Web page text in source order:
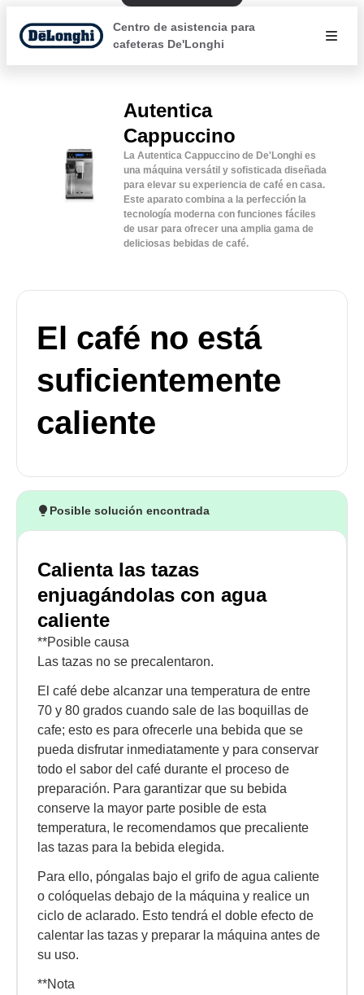
Centro de asistencia para
cafeteras De'Longhi
Autentica
Cappuccino
La Autentica Cappuccino de De'Longhi es
una máquina versátil y sofisticada diseñada
para elevar su experiencia de café en casa.
Este aparato combina a la perfección la
tecnología moderna con funciones fáciles
de usar para ofrecer una amplia gama de
deliciosas bebidas de café.
El café no está
suficientemente
caliente
Posible solución encontrada
Calienta las tazas
enjuagándolas con agua
caliente
**Posible causa
Las tazas no se precalentaron.
El café debe alcanzar una temperatura de entre
70 y 80 grados cuando sale de las boquillas de
cafe; esto es para ofrecerle una bebida que se
pueda disfrutar inmediatamente y para conservar
todo el sabor del café durante el proceso de
preparación. Para garantizar que su bebida
conserve la mayor parte posible de esta
temperatura, le recomendamos que precaliente
las tazas para la bebida elegida.
Para ello, póngalas bajo el grifo de agua caliente
o colóquelas debajo de la máquina y realice un
ciclo de aclarado. Esto tendrá el doble efecto de
calentar las tazas y preparar la máquina antes de
su uso.
**Nota